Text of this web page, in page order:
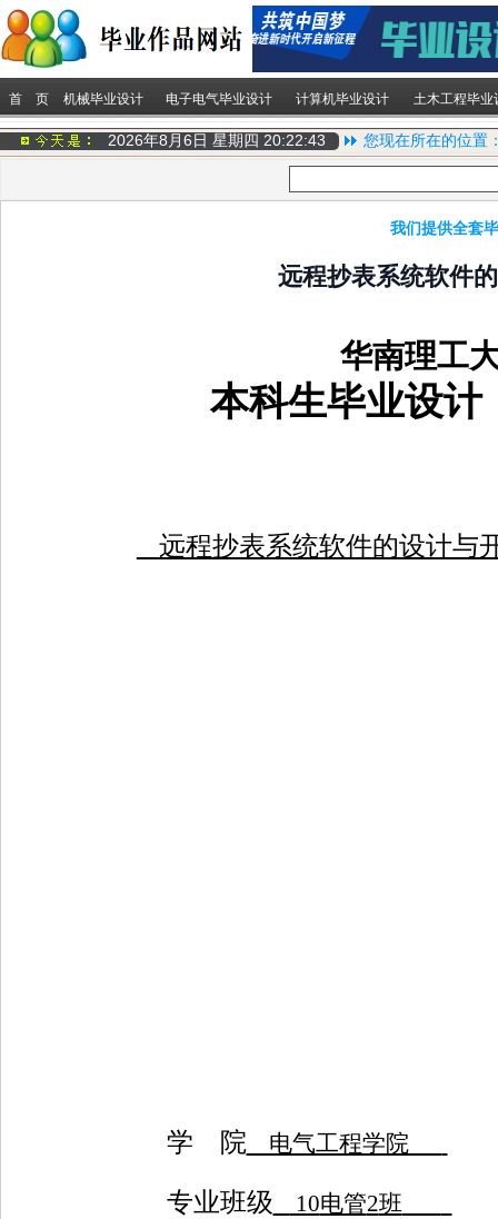
首 页 机械毕业设计 电子电气毕业设计 计算机毕业设计 土木工程毕业
2026年8月6日 星期四 20:22:44 您现在所在的位置
我们提供全套
远程抄表系统软件
华南理工
本科生毕业设计
远程抄表系统软件的设计与
学 院电气工程学院
专业班级 10电管2班